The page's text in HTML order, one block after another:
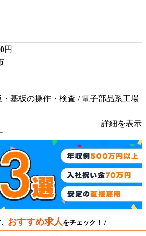
円
基板の操作・検査 / 電子部品系工場
詳細を表示
おすすめ求人 をチェック！ /